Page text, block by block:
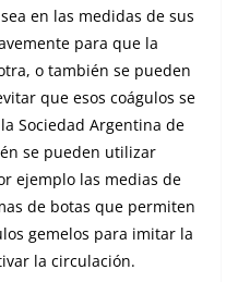
en las medidas de sus
para que la
o también se pueden
que esos coágulos se
Sociedad Argentina de
se pueden utilizar
ejemplo las medias de
de botas que permiten
gemelos para imitar la
la circulación.